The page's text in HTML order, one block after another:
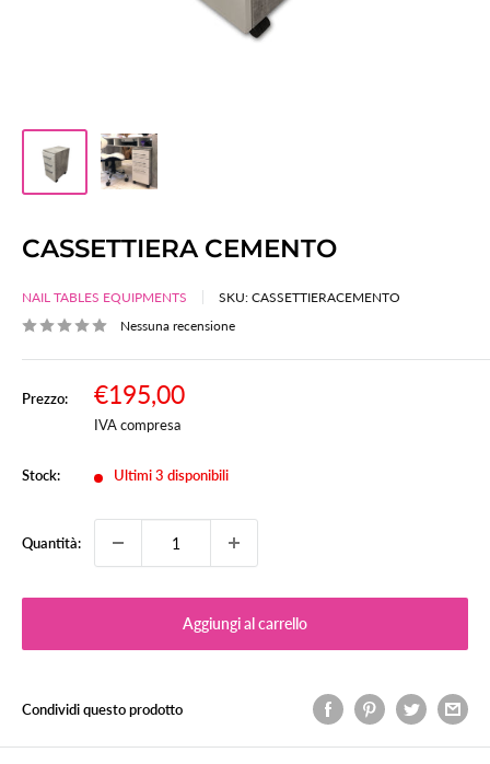
CASSETTIERA CEMENTO
NAIL TABLES EQUIPMENTS SKU: CASSETTIERACEMENTO
Nessuna recensione
Prezzo:
Prezzo
scontato
€195,00
IVA compresa
Stock: Ultimi 3 disponibili
Quantità:
Aggiungi al carrello
Condividi questo prodotto